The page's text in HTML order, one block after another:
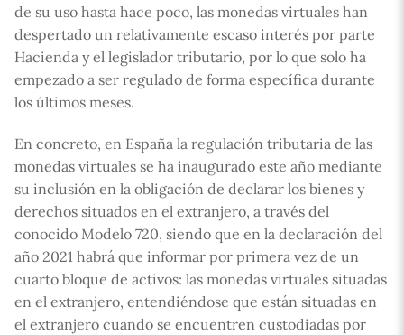
de su uso hasta hace poco, las monedas virtuales han
despertado un relativamente escaso interés por parte
Hacienda y el legislador tributario, por lo que solo ha
empezado a ser regulado de forma específica durante
los últimos meses.
En concreto, en España la regulación tributaria de las
monedas virtuales se ha inaugurado este año mediante
su inclusión en la obligación de declarar los bienes y
derechos situados en el extranjero, a través del
conocido Modelo 720, siendo que en la declaración del
año 2021 habrá que informar por primera vez de un
cuarto bloque de activos: las monedas virtuales situadas
en el extranjero, entendiéndose que están situadas en
el extranjero cuando se encuentren custodiadas por